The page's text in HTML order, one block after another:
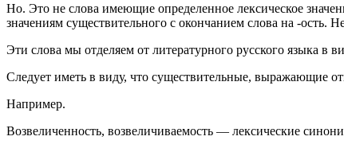
Но. Это не слова имеющие определенное лексическое
значениям существительного с окончанием слова на -ость.
Эти слова мы отделяем от литературного русского языка в
Следует иметь в виду, что существительные, выражающие
Например.
Возвеличенность, возвеличиваемость — лексические